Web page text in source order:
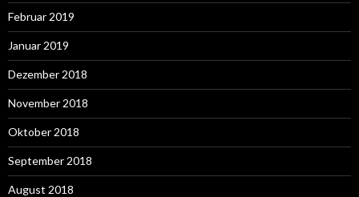
Februar 2019
Januar 2019
Dezember 2018
November 2018
Oktober 2018
September 2018
August 2018